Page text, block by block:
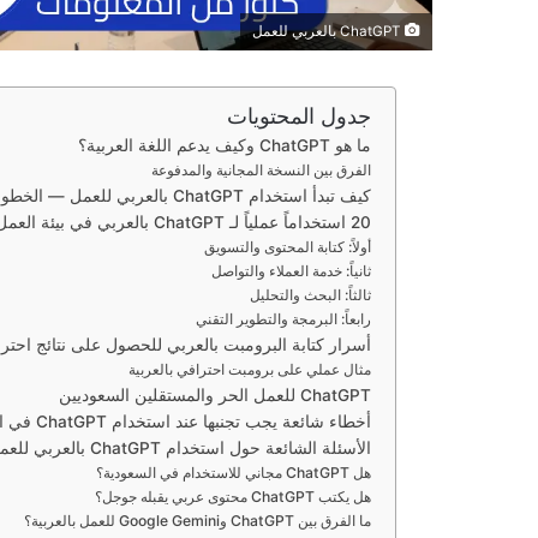
جدول المحتويات
ما هو ChatGPT وكيف يدعم اللغة العربية؟
الفرق بين النسخة المجانية والمدفوعة
كيف تبدأ استخدام ChatGPT بالعربي للعمل — الخطوات الأولى
20 استخداماً عملياً لـ ChatGPT بالعربي في بيئة العمل
أولاً: كتابة المحتوى والتسويق
ثانياً: خدمة العملاء والتواصل
ثالثاً: البحث والتحليل
رابعاً: البرمجة والتطوير التقني
أسرار كتابة البرومبت بالعربي للحصول على نتائج
مثال عملي على برومبت احترافي بالعربية
ChatGPT للعمل الحر والمستقلين السعوديين
أخطاء شائعة يجب تجنبها عند استخدام ChatGPT في العمل
الأسئلة الشائعة حول استخدام ChatGPT بالعربي للعمل
هل ChatGPT مجاني للاستخدام في السعودية؟
هل يكتب ChatGPT محتوى عربي يقبله جوجل؟
ما الفرق بين ChatGPT وGoogle Gemini للعمل بالعربية؟